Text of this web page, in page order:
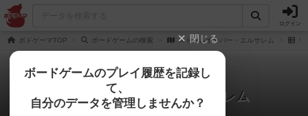
ログイン
ボドゲーマTOP ボードゲームの検索 ストームオーバー・エルサレム リ
ストームオーバー・エルサレム
0件のリプレイ日記
閉じる
ボードゲームのプレイ履歴を記録し
て、
自分のデータを管理しませんか？